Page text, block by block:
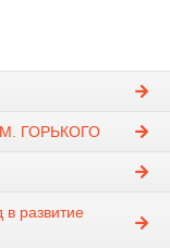
ГОРЬКОГО
развитие